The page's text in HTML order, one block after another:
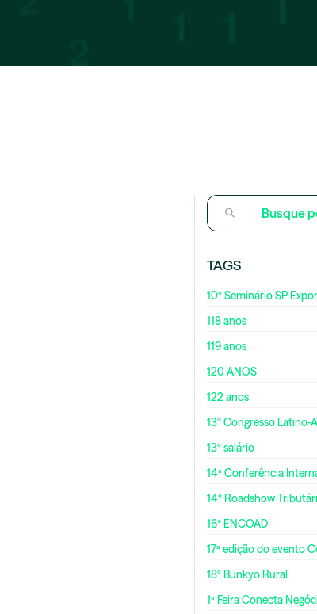
TAGS
10º Seminário SP
118 anos
119 anos
120 ANOS
122 anos
13º Congresso
13º salário
14ª Conferência
14º Roadshow
16º ENCOAD
17ª edição do evento
18º Bunkyo Rural
1ª Feira Conecta